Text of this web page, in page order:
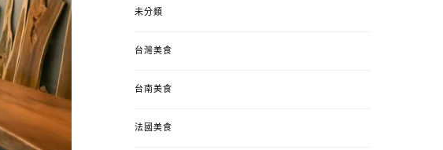
未分類
台灣美食
台南美食
法國美食